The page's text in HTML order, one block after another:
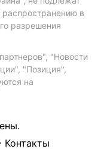
в
разрешения
"Новости
"Позиция",
на
Контакты